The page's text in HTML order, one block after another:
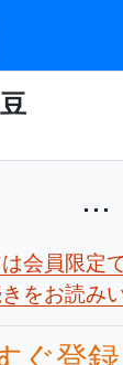
...
会員限定
をお読み